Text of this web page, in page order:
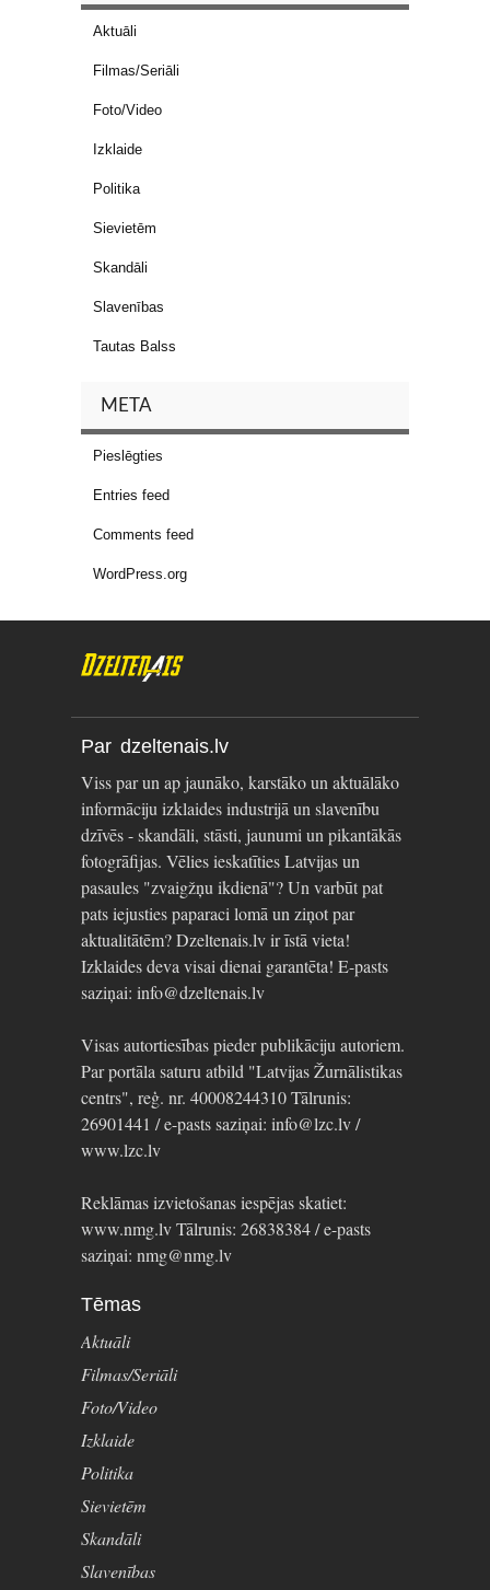
Aktuāli
Filmas/Seriāli
Foto/Video
Izklaide
Politika
Sievietēm
Skandāli
Slavenības
Tautas Balss
META
Pieslēgties
Entries feed
Comments feed
WordPress.org
Par dzeltenais.lv
Viss par un ap jaunāko, karstāko un aktuālāko
informāciju izklaides industrijā un slavenību
dzīvēs - skandāli, stāsti, jaunumi un pikantākās
fotogrāfijas. Vēlies ieskatīties Latvijas un
pasaules "zvaigžņu ikdienā"? Un varbūt pat
pats iejusties paparaci lomā un ziņot par
aktualitātēm? Dzeltenais.lv ir īstā vieta!
Izklaides deva visai dienai garantēta! E-pasts
saziņai: info@dzeltenais.lv
Visas autortiesības pieder publikāciju autoriem.
Par portāla saturu atbild "Latvijas Žurnālistikas
centrs", reģ. nr. 40008244310 Tālrunis:
26901441 / e-pasts saziņai: info@lzc.lv /
www.lzc.lv
Reklāmas izvietošanas iespējas skatiet:
www.nmg.lv Tālrunis: 26838384 / e-pasts
saziņai: nmg@nmg.lv
Tēmas
Aktuāli
Filmas/Seriāli
Foto/Video
Izklaide
Politika
Sievietēm
Skandāli
Slavenības